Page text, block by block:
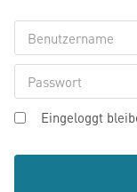
Eingeloggt